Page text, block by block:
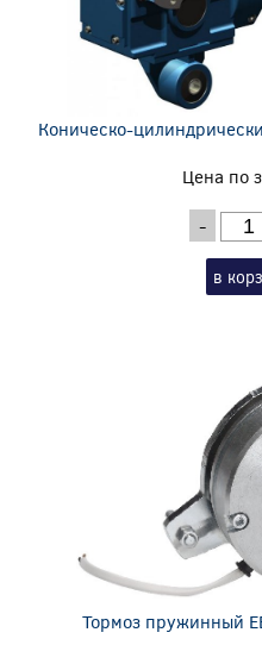
Коническо-
Цена по
-
в
Тормоз пружинный